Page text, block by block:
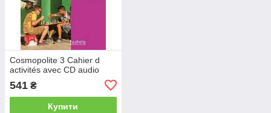
Cosmopolite 3 Cahier d
activités avec CD audio
541 ₴
Купити